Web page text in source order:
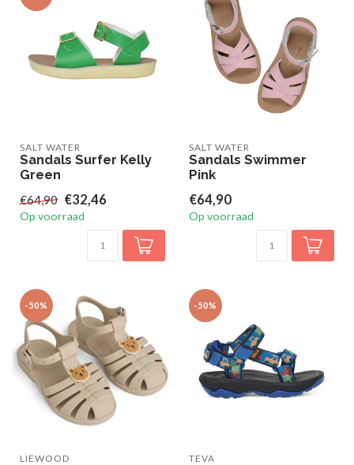
SALT WATER
Sandals Surfer Kelly
Green
€64,90 €32,46
Op voorraad
SALT WATER
Sandals Swimmer
Pink
€64,90
Op voorraad
-50%
LIEWOOD
-50%
TEVA